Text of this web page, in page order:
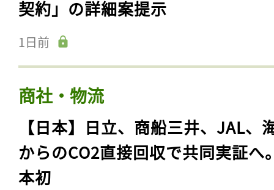
契約」の詳細案提示
1日前
商社・物流
【日本】日立、商船三井、JAL、
からのCO2直接回収で共同実証へ
本初